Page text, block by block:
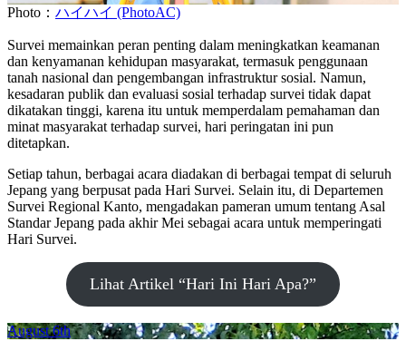
Photo： ハイハイ (PhotoAC)
Survei memainkan peran penting dalam meningkatkan keamanan
dan kenyamanan kehidupan masyarakat, termasuk penggunaan
tanah nasional dan pengembangan infrastruktur sosial. Namun,
kesadaran publik dan evaluasi sosial terhadap survei tidak dapat
dikatakan tinggi, karena itu untuk memperdalam pemahaman dan
minat masyarakat terhadap survei, hari peringatan ini pun
ditetapkan.
Setiap tahun, berbagai acara diadakan di berbagai tempat di seluruh
Jepang yang berpusat pada Hari Survei. Selain itu, di Departemen
Survei Regional Kanto, mengadakan pameran umum tentang Asal
Standar Jepang pada akhir Mei sebagai acara untuk memperingati
Hari Survei.
Lihat Artikel “Hari Ini Hari Apa?”
August 6th